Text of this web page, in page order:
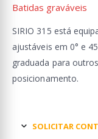
Batidas graváveis
SIRIO 315 está
ajustáveis ​​em 0° e
graduada para
posicionamento.
SOLICITAR